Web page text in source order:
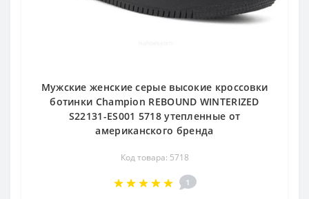
Мужские женские серые высокие кроссовки
ботинки Champion REBOUND WINTERIZED
S22131-ES001 5718 утепленные от
американского бренда
Код товара: 5718
1